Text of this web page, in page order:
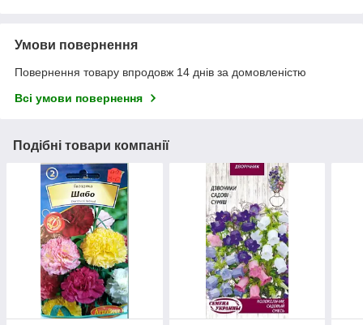
Умови повернення
Повернення товару впродовж 14 днів за домовленістю
Всі умови повернення
Подібні товари компанії